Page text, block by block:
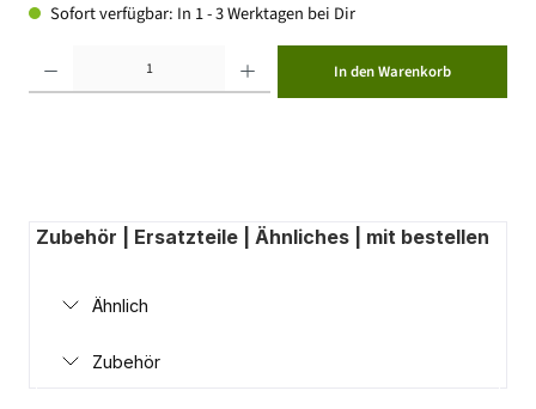
Sofort verfügbar: In 1 - 3 Werktagen bei Dir
In den Warenkorb
Zubehör | Ersatzteile | Ähnliches | mit bestellen
Ähnlich
Zubehör